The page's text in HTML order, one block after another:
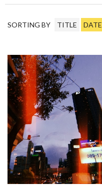
SORTING BY TITLE DATE